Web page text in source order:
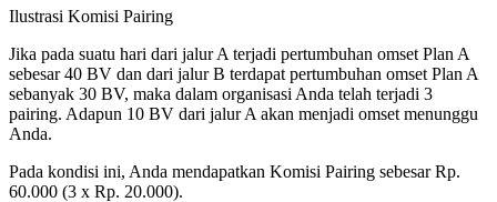
Ilustrasi Komisi Pairing
Jika pada suatu hari dari jalur A terjadi pertumbuhan omset Plan A
sebesar 40 BV dan dari jalur B terdapat pertumbuhan omset Plan A
sebanyak 30 BV, maka dalam organisasi Anda telah terjadi 3
pairing. Adapun 10 BV dari jalur A akan menjadi omset menunggu
Anda.
Pada kondisi ini, Anda mendapatkan Komisi Pairing sebesar Rp.
60.000 (3 x Rp. 20.000).